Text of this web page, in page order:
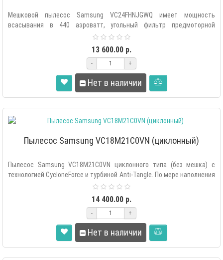
Мешковой пылесос Samsung VC24FHNJGWQ имеет мощность
всасывания в 440 аэроватт, угольный фильтр предмоторной
очистки, фильтр тонкой очистк..
13 600.00 р.
- +
Нет в наличии
Пылесос Samsung VC18M21C0VN (циклонный)
Пылесос Samsung VC18M21C0VN циклонного типа (без мешка) с
технологией CycloneForce и турбиной Anti-Tangle. По мере наполнения
14 400.00 р.
- +
Нет в наличии